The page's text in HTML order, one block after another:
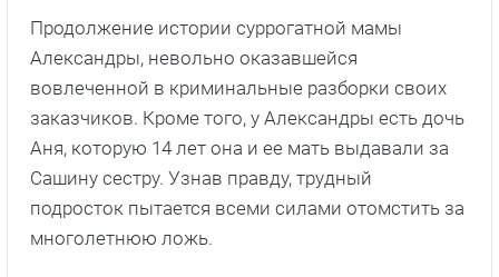
Продолжение истории суррогатной мамы
Александры, невольно оказавшейся
вовлеченной в криминальные разборки своих
заказчиков. Кроме того, у Александры есть дочь
Аня, которую 14 лет она и ее мать выдавали за
Сашину сестру. Узнав правду, трудный
подросток пытается всеми силами отомстить за
многолетнюю ложь.